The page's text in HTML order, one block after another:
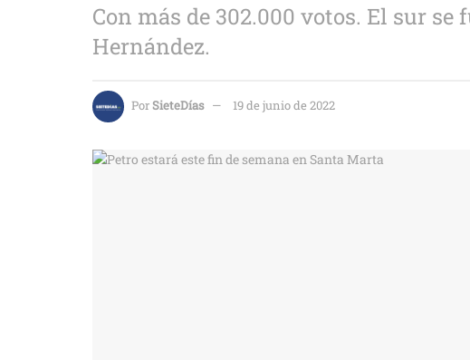
Con más de 302.000 votos. El sur
Hernández.
PorSieteDías 19 de junio de 2022